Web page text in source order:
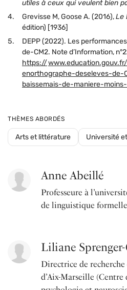
utiles à ceux qui veulent bien
Grevisse M, Goose A. (2016), Le
édition) [1936]
DEPP (2022). Les
de-CM2. Note d’Information,
https://
enorthographe-deseleves-de-
baissemais-de-maniere-
THÈMES ABORDÉS
Arts et littérature Université
Anne Abeillé
Professeure à
de linguistique
Liliane
Directrice de
d’Aix-Marseille (Centre